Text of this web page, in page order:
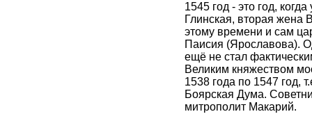
1545 год - это год,
Глинская, вторая жена
этому времени и сам
Паисия (Ярославова).
ещё не стал
Великим княжеством
1538 года по 1547 год,
Боярская Дума.
митрополит Макарий.